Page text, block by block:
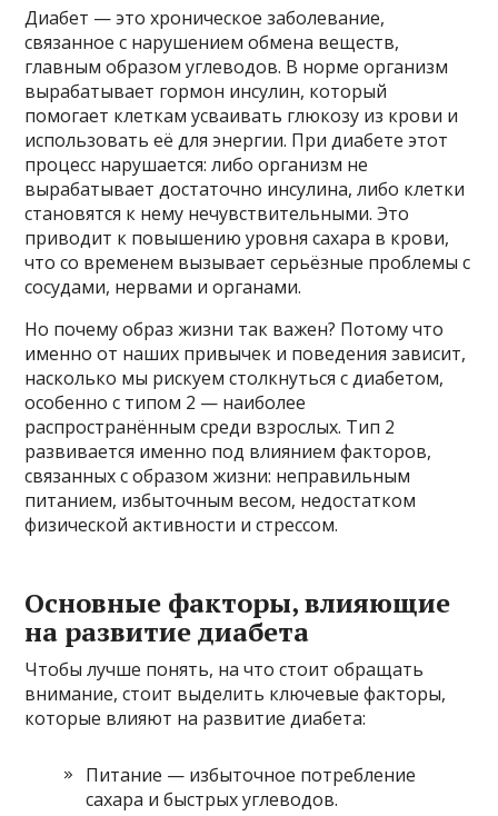
Диабет — это хроническое заболевание,
связанное с нарушением обмена веществ,
главным образом углеводов. В норме организм
вырабатывает гормон инсулин, который
помогает клеткам усваивать глюкозу из крови и
использовать её для энергии. При диабете этот
процесс нарушается: либо организм не
вырабатывает достаточно инсулина, либо клетки
становятся к нему нечувствительными. Это
приводит к повышению уровня сахара в крови,
что со временем вызывает серьёзные проблемы с
сосудами, нервами и органами.
Но почему образ жизни так важен? Потому что
именно от наших привычек и поведения зависит,
насколько мы рискуем столкнуться с диабетом,
особенно с типом 2 — наиболее
распространённым среди взрослых. Тип 2
развивается именно под влиянием факторов,
связанных с образом жизни: неправильным
питанием, избыточным весом, недостатком
физической активности и стрессом.
Основные факторы, влияющие
на развитие диабета
Чтобы лучше понять, на что стоит обращать
внимание, стоит выделить ключевые факторы,
которые влияют на развитие диабета:
Питание — избыточное потребление
сахара и быстрых углеводов.